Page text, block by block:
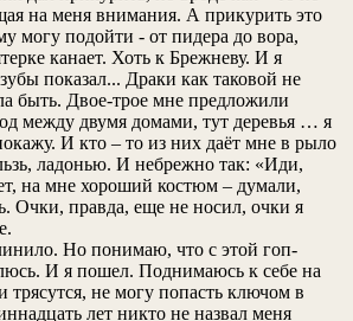
на меня внимания. А прикурить это
могу подойти - от пидера до вора,
канает. Хоть к Брежневу. И я
показал... Драки как таковой не
быть. Двое-трое мне предложили
между двумя домами, тут деревья … я
И кто – то из них даёт мне в рыло
ладонью. И небрежно так: «Иди,
на мне хороший костюм – думали,
Очки, правда, еще не носил, очки я
Но понимаю, что с этой гоп-
И я пошел. Поднимаюсь к себе на
трясутся, не могу попасть ключом в
лет никто не назвал меня